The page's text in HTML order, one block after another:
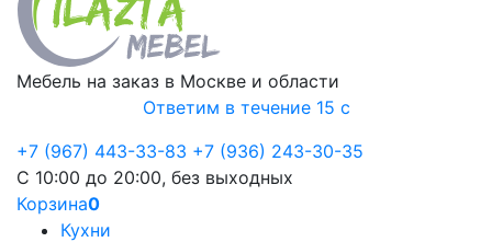
Мебель на заказ в Москве и области
Ответим в течение 15 с
+7 (967) 443-33-83 +7 (936) 243-30-35
С 10:00 до 20:00, без выходных
Корзина0
Кухни